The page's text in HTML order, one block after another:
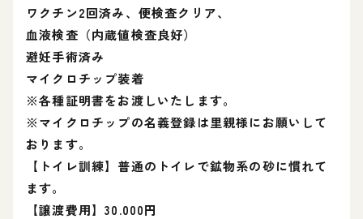
ワクチン2回済み、便検査クリア、
血液検査（内蔵値検査良好）
避妊手術済み
マイクロチップ装着
※各種証明書をお渡しいたします。
※マイクロチップの名義登録は里親様にお願いして
おります。
【トイレ訓練】普通のトイレで鉱物系の砂に慣れて
ます。
【譲渡費用】30.000円